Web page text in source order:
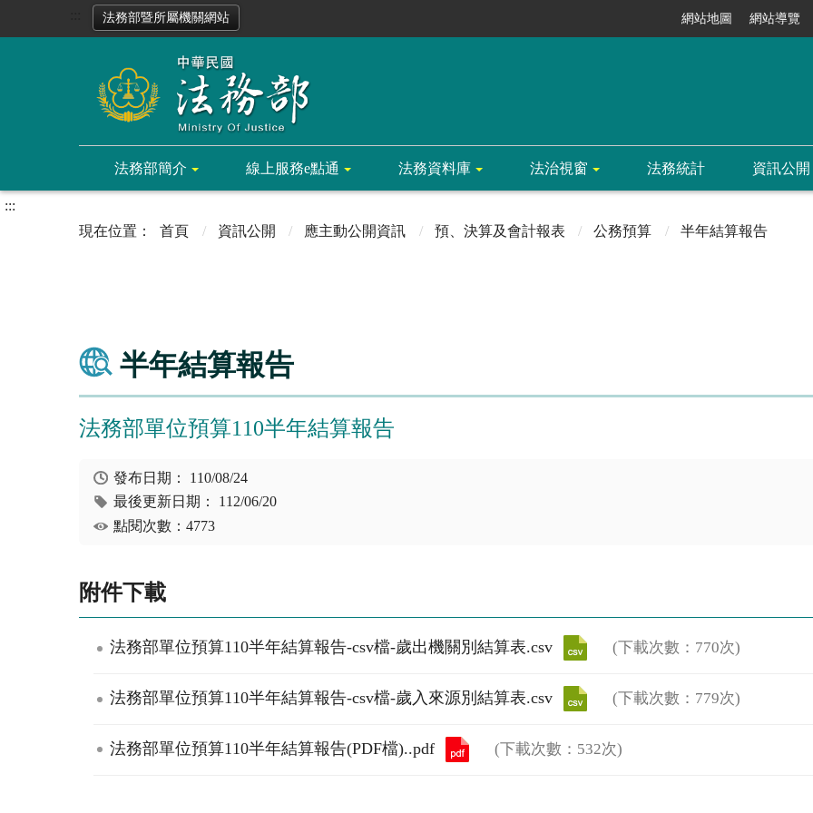
法務部暨所屬機關網站 網站地圖 網站導覽
法務部簡介 線上服務e點通 法務資料庫 法治視窗 法務統計 資訊公開
:::
首頁
資訊公開 應主動公開資訊 預、決算及會計報表 公務預算 半年結算報告
半年結算報告
法務部單位預算110半年結算報告
發布日期： 110/08/24
最後更新日期： 112/06/20
點閱次數：4773
附件下載
法務部單位預算110半年結算報告-csv檔-歲出機關別結算表.csv (下載次數：770次)
法務部單位預算110半年結算報告-csv檔-歲入來源別結算表.csv (下載次數：779次)
法務部單位預算110半年結算報告(PDF檔)..pdf (下載次數：532次)